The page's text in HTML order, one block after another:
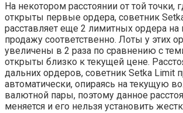
На некотором расстоянии от той точки,
открыты первые ордера, советник
расставляет еще 2 лимитных ордера на
продажу соответственно. Лоты у этих
увеличены в 2 раза по сравнению с
открыты близко к текущей цене.
дальних ордеров, советник Setka Limit
автоматически, опираясь на текущую
валютной пары, поэтому данное
меняется и его нельзя установить